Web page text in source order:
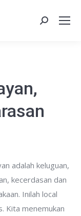
Search:
adalah keluguan,
kecerdasan dan
Inilah local
Kita menemukan